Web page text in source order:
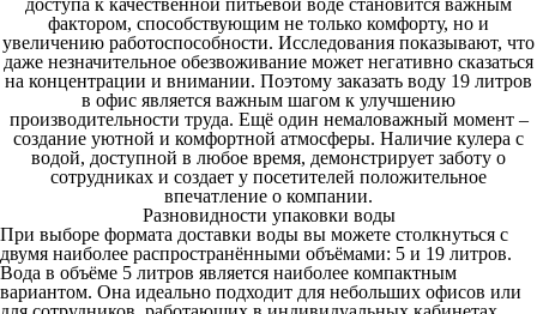
доступа к качественной питьевой воде становится важным
фактором, способствующим не только комфорту, но и
увеличению работоспособности. Исследования показывают, что
даже незначительное обезвоживание может негативно сказаться
на концентрации и внимании. Поэтому заказать воду 19 литров
в офис является важным шагом к улучшению
производительности труда. Ещё один немаловажный момент –
создание уютной и комфортной атмосферы. Наличие кулера с
водой, доступной в любое время, демонстрирует заботу о
сотрудниках и создает у посетителей положительное
впечатление о компании.
Разновидности упаковки воды
При выборе формата доставки воды вы можете столкнуться с
двумя наиболее распространёнными объёмами: 5 и 19 литров.
Вода в объёме 5 литров является наиболее компактным
вариантом. Она идеально подходит для небольших офисов или